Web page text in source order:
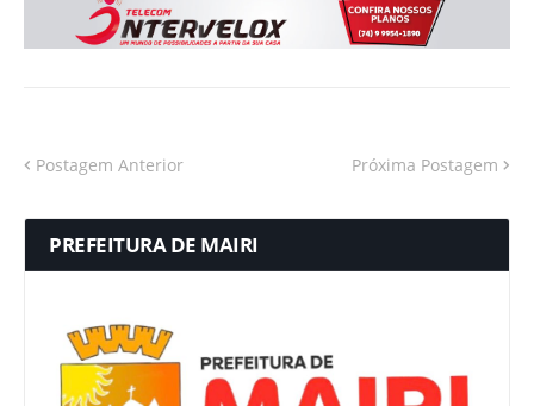
Postagem Anterior Próxima Postagem
PREFEITURA DE MAIRI